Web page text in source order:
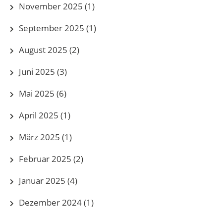
November 2025 (1)
September 2025 (1)
August 2025 (2)
Juni 2025 (3)
Mai 2025 (6)
April 2025 (1)
März 2025 (1)
Februar 2025 (2)
Januar 2025 (4)
Dezember 2024(1)